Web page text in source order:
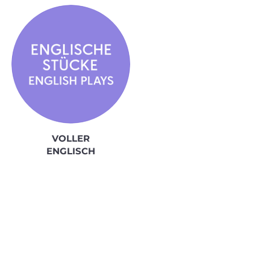
VOLLER
ENGLISCH